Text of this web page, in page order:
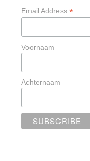
Email Address *
Voornaam
Achternaam